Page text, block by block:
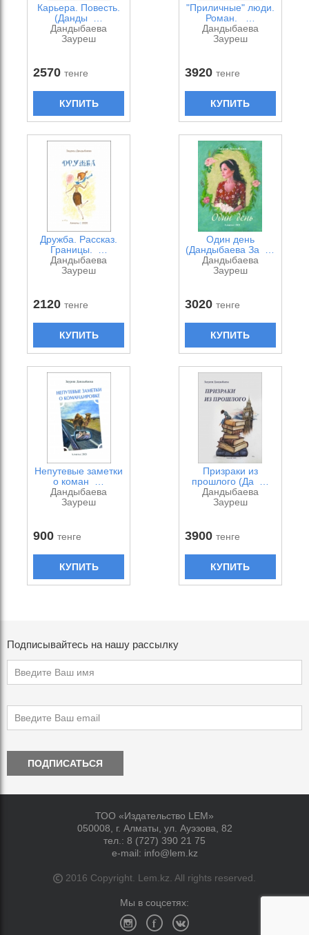
Карьера. Повесть.
(Данды …
Дандыбаева
Зауреш
2570тенге
КУПИТЬ
"Приличные" люди.
Роман. …
Дандыбаева
Зауреш
3920 тенге
КУПИТЬ
Дружба. Рассказ.
Границы. …
Дандыбаева
Зауреш
2120тенге
КУПИТЬ
Один день
(Дандыбаева За …
Дандыбаева
Зауреш
3020 тенге
КУПИТЬ
Непутевые заметки
о коман …
Дандыбаева
Зауреш
900тенге
КУПИТЬ
Призраки из
прошлого (Да …
Дандыбаева
Зауреш
3900 тенге
КУПИТЬ
Подписывайтесь на нашу рассылку
ПОДПИСАТЬСЯ
ТОО «Издательство LEM»
050008, г. Алматы, ул. Ауэзова, 82
тел.: 8 (727) 390 21 75
e-mail: info@lem.kz
2016 Copyright. Lem.kz. All rights reserved.
Мы в соцсетях: